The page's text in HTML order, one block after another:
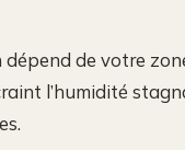
dépend de votre
l’humidité